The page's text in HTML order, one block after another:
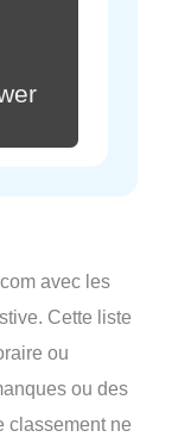
avec les
Cette liste
ou
ou des
classement ne